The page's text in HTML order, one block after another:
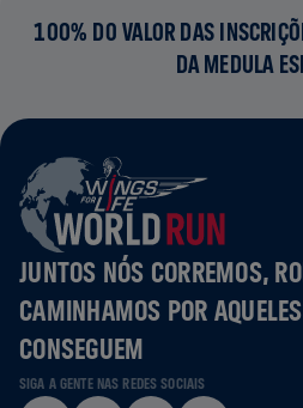
100% DO VALOR DAS
DA MEDULA
JUNTOS NÓS CORREMOS,
CAMINHAMOS POR
CONSEGUEM
SIGA A GENTE NAS REDES SOCIAIS